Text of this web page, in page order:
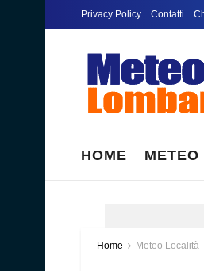
Privacy Policy Contatti
HOME METEO
Home Meteo Località